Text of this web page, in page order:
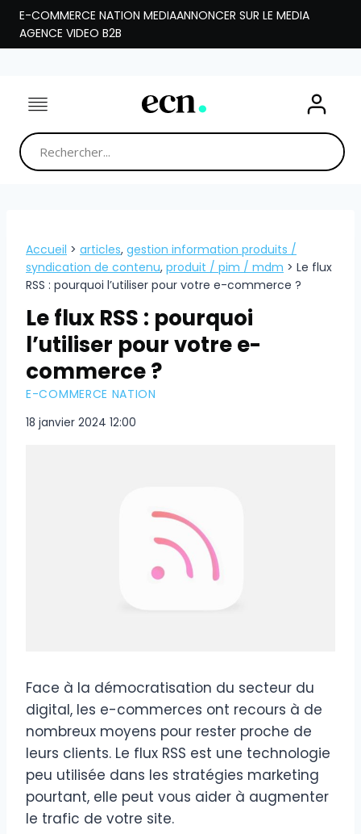
Aller
contenu
E-COMMERCE NATION MEDIAANNONCER SUR LE MEDIA
AGENCE VIDEO B2B
Accueil > articles, gestion information produits /
syndication de contenu, produit / pim / mdm > Le flux
RSS : pourquoi l’utiliser pour votre e-commerce ?
Le flux RSS : pourquoi
l’utiliser pour votre e-
commerce ?
E-COMMERCE NATION
18 janvier 2024 12:00
Face à la démocratisation du secteur du
digital, les e-commerces ont recours à de
nombreux moyens pour rester proche de
leurs clients. Le flux RSS est une technologie
peu utilisée dans les stratégies marketing
pourtant, elle peut vous aider à augmenter
le trafic de votre site.